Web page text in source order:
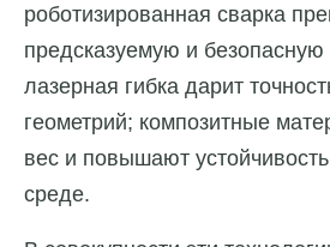
роботизированная сварка
предсказуемую и
лазерная гибка дарит
геометрий; композитные
вес и повышают
среде.